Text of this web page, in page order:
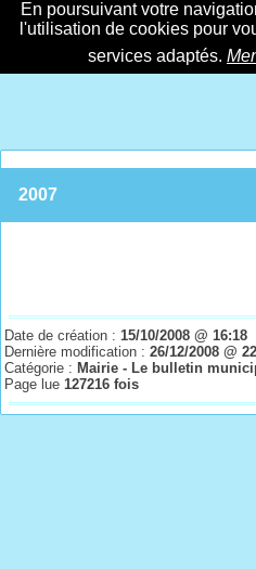
En poursuivant votre
l'utilisation de cookies pour
services adaptés.
2007
Date de création :15/10/2008 @ 16:18
Dernière modification :26/12/2008 @
Catégorie : Mairie - Le bulletin
Page lue127216 fois